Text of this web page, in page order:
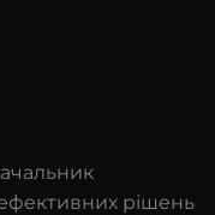
рішень